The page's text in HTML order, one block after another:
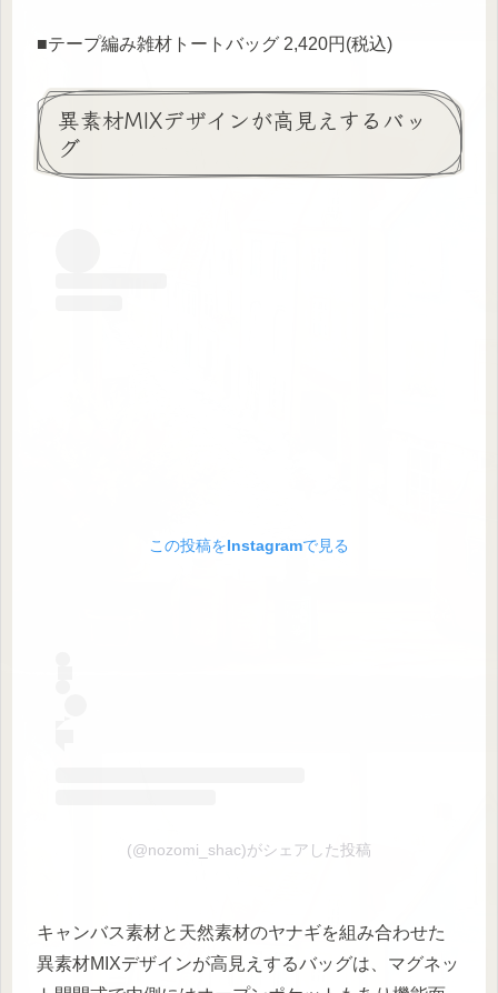
■テープ編み雑材トートバッグ 2,420円(税込)
異素材MIXデザインが高見えするバッ
グ
この投稿をInstagramで見る
(@nozomi_shac)がシェアした投稿
キャンバス素材と天然素材のヤナギを組み合わせた
異素材MIXデザインが高見えするバッグは、マグネッ